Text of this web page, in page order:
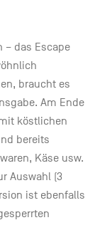
– das Escape
braucht es
Am Ende
köstlichen
bereits
Käse usw.
Auswahl (3
ist ebenfalls